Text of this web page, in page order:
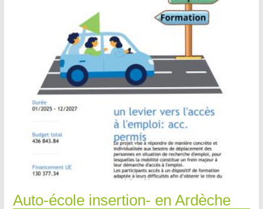
Auto-école insertion- en Ardèche